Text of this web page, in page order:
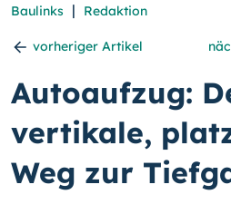
Baulinks | Redaktion
vorheriger Artikel
Autoaufzug:
vertikale,
Weg zur